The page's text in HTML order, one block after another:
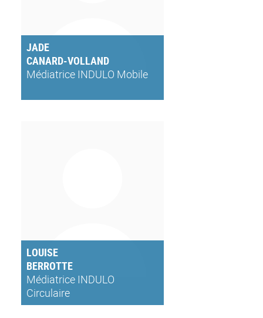
JADE
CANARD-VOLLAND
Médiatrice INDULO Mobile
LOUISE
BERROTTE
Médiatrice INDULO
Circulaire